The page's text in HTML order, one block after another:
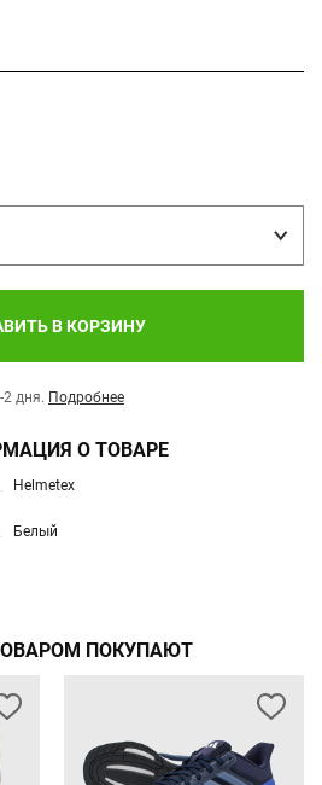
В КОРЗИНУ
дня. Подробнее
О ТОВАРЕ
Helmetex
Белый
ПОКУПАЮТ